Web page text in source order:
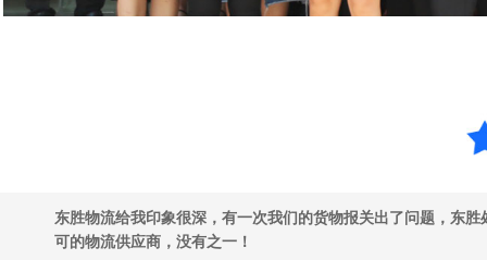
可的物流供应商，没有之一！